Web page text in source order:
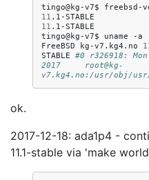
tingo@kg-v7$ freebsd-
11
11 .1-STABLE
tingo@kg-v7$
uname
-a
FreeBSD
kg-v7.kg4.no
STABLE #0 r326918:
2017     root@kg-
v7.kg4.no:/usr/obj/usr/
ok.
2017-12-18: ada1p4 -
11.1-stable via 'make